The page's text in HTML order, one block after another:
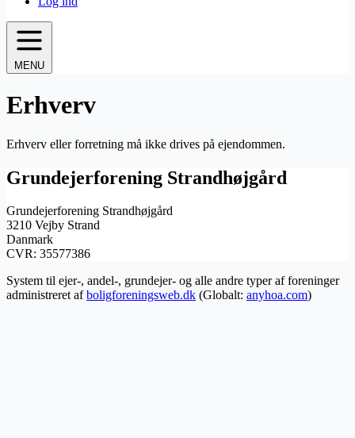
MENU
Erhverv
Erhverv eller forretning må ikke drives på ejendommen.
Grundejerforening Strandhøjgård
Grundejerforening Strandhøjgård
3210 Vejby Strand
Danmark
CVR: 35577386
System til ejer-, andel-, grundejer- og alle andre typer af foreninger
administreret afboligforeningsweb.dk (Globalt: anyhoa.com)